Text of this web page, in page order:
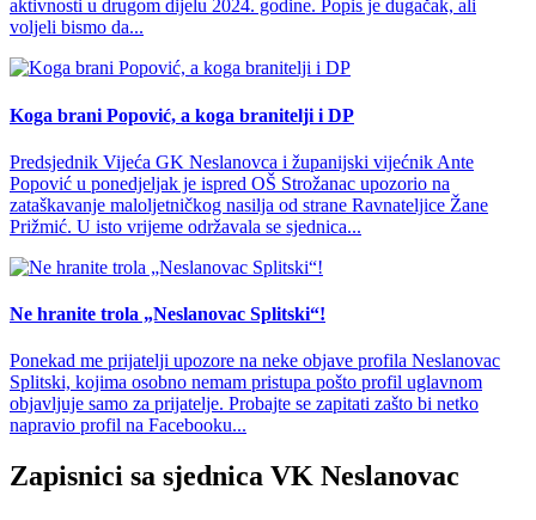
aktivnosti u drugom dijelu 2024. godine. Popis je dugačak, ali
voljeli bismo da...
Koga brani Popović, a koga branitelji i DP
Predsjednik Vijeća GK Neslanovca i županijski vijećnik Ante
Popović u ponedjeljak je ispred OŠ Strožanac upozorio na
zataškavanje maloljetničkog nasilja od strane Ravnateljice Žane
Prižmić. U isto vrijeme održavala se sjednica...
Ne hranite trola „Neslanovac Splitski“!
Ponekad me prijatelji upozore na neke objave profila Neslanovac
Splitski, kojima osobno nemam pristupa pošto profil uglavnom
objavljuje samo za prijatelje. Probajte se zapitati zašto bi netko
napravio profil na Facebooku...
Zapisnici sa sjednica VK Neslanovac